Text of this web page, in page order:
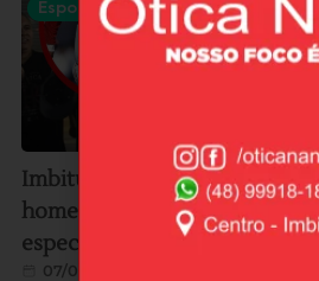
Esportes
Imbitubense e ídolo do
homenageado pelo clube
especial no Museu Fla, no RJ
07/08/2026